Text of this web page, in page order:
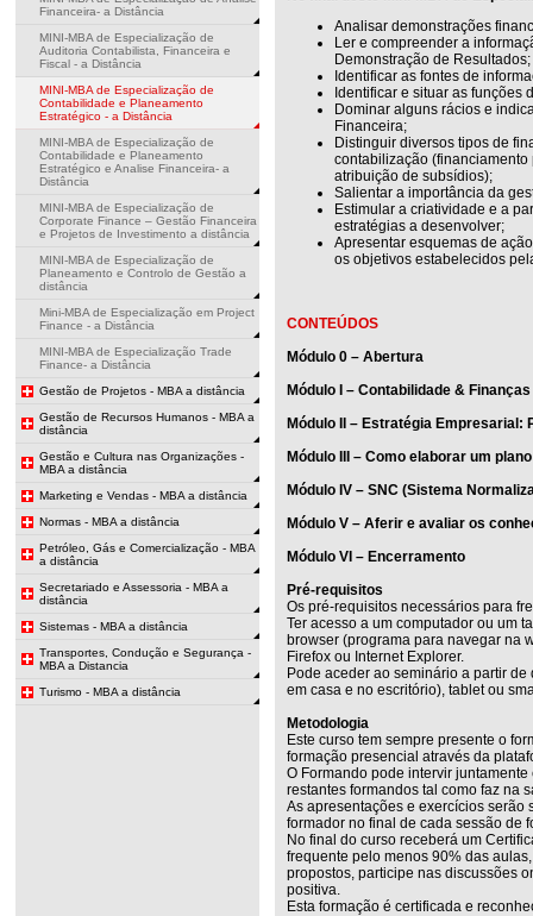
Financeira- a Distância
MINI-MBA de Especialização de
Auditoria Contabilista, Financeira e
Fiscal - a Distância
MINI-MBA de Especialização de
Contabilidade e Planeamento
Estratégico - a Distância
MINI-MBA de Especialização de
Contabilidade e Planeamento
Estratégico e Analise Financeira- a
Distância
MINI-MBA de Especialização de
Corporate Finance – Gestão Financeira
e Projetos de Investimento a distância
MINI-MBA de Especialização de
Planeamento e Controlo de Gestão a
distância
Mini-MBA de Especialização em Project
Finance - a Distância
MINI-MBA de Especialização Trade
Finance- a Distância
Gestão de Projetos - MBA a distância
Gestão de Recursos Humanos - MBA a
distância
Gestão e Cultura nas Organizações -
MBA a distância
Marketing e Vendas - MBA a distância
Normas - MBA a distância
Petróleo, Gás e Comercialização - MBA
a distância
Secretariado e Assessoria - MBA a
distância
Sistemas - MBA a distância
Transportes, Condução e Segurança -
MBA a Distancia
Turismo - MBA a distância
Analisar demonstrações
Ler e compreender a
Demonstração de Resultados;
Identificar as fontes de
Identificar e situar as funções
Dominar alguns rácios e
Financeira;
Distinguir diversos tipos de
contabilização
atribuição de subsídios);
Salientar a importância da
Estimular a criatividade e a
estratégias a desenvolver;
Apresentar esquemas de
os objetivos estabelecidos
CONTEÚDOS
Módulo 0 – Abertura
Módulo I – Contabilidade & Finanças
Módulo II – Estratégia Empresarial:
Módulo III – Como elaborar um
Módulo IV – SNC (Sistema
Módulo V – Aferir e avaliar os
Módulo VI – Encerramento
Pré-requisitos
Os pré-requisitos necessários para
Ter acesso a um computador ou um
browser (programa para navegar na
Firefox ou Internet Explorer.
Pode aceder ao seminário a partir
em casa e no escritório), tablet ou
Metodologia
Este curso tem sempre presente o
formação presencial através da
O Formando pode intervir
restantes formandos tal como faz na
As apresentações e exercícios
formador no final de cada sessão de
No final do curso receberá um
frequente pelo menos 90% das
propostos, participe nas discussões
positiva.
Esta formação é certificada e